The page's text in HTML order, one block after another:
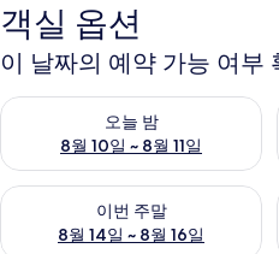
객실 옵션
이 날짜의 예약 가능 여부
오늘 밤
8월 10일 ~ 8월 11일
오늘 밤 예약 가능 여부 확인, 8월
이번 주말
8월 14일 ~ 8월 16일
이번 주말 예약 가능 여부 확인, 8